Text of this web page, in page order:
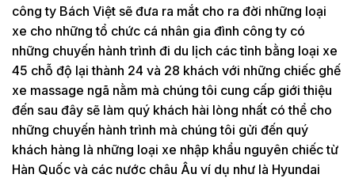
công ty Bách Việt sẽ đưa ra mắt cho ra đời những loại
xe cho những tổ chức cá nhân gia đình công ty có
những chuyến hành trình đi du lịch các tỉnh bằng loại xe
45 chỗ độ lại thành 24 và 28 khách với những chiếc ghế
xe massage ngã nằm mà chúng tôi cung cấp giới thiệu
đến sau đây sẽ làm quý khách hài lòng nhất có thể cho
những chuyến hành trình mà chúng tôi gửi đến quý
khách hàng là những loại xe nhập khẩu nguyên chiếc từ
Hàn Quốc và các nước châu Âu ví dụ như là Hyundai